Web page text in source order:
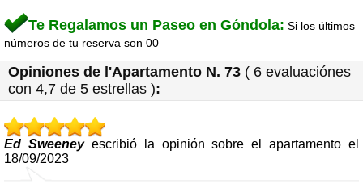
Te Regalamos un Paseo en Góndola: Si los últimos
números de tu reserva son 00
Opiniones de l'Apartamento N. 73 ( 6 evaluaciónes
con 4,7 de 5 estrellas ):
Ed Sweeneyescribió la opinión sobre el apartamento el
18/09/2023